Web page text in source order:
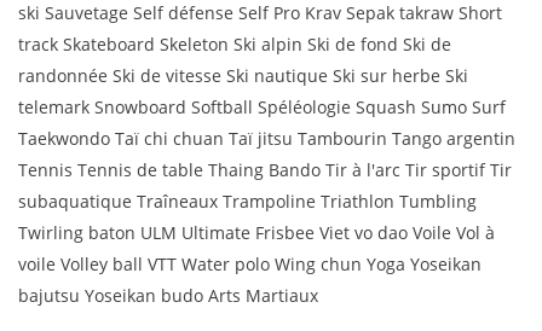
ski Sauvetage Self défense Self Pro Krav Sepak takraw Short
track Skateboard Skeleton Ski alpin Ski de fond Ski de
randonnée Ski de vitesse Ski nautique Ski sur herbe Ski
telemark Snowboard Softball Spéléologie Squash Sumo Surf
Taekwondo Taï chi chuan Taï jitsu Tambourin Tango argentin
Tennis Tennis de table Thaing Bando Tir à l'arc Tir sportif Tir
subaquatique Traîneaux Trampoline Triathlon Tumbling
Twirling baton ULM Ultimate Frisbee Viet vo dao Voile Vol à
voile Volley ball VTT Water polo Wing chun Yoga Yoseikan
bajutsu Yoseikan budo Arts Martiaux